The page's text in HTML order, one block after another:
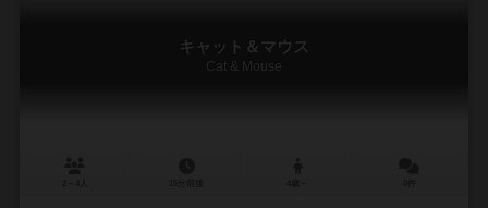
キャット＆マウス
Cat & Mouse